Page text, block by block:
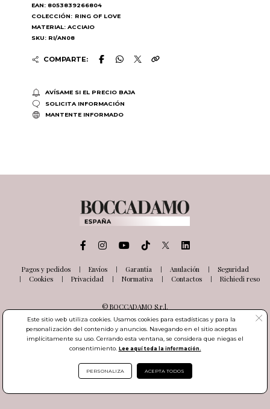
EAN: 8053839266804
COLECCIÓN: RING OF LOVE
MATERIAL: ACCIAIO
SKU: RI/AN08
COMPARTE:
AVÍSAME SI EL PRECIO BAJA
SOLICITA INFORMACIÓN
MANTENTE INFORMADO
Pagos y pedidos Envíos Garantía Anulación
Seguridad
Cookies
Privacidad Normativa Contactos Richiedi reso
© BOCCADAMO S.r.l.
Via delle Industrie, 26
03100 Frosinone (FR) Italia
Número de IVA IT01985000601
Este sitio web utiliza cookies. Usamos cookies para estadísticas y para la
personalización del contenido y anuncios. Navegando en el sitio aceptas
implícitamente su uso. Cerrando esta ventana, se considera que niegas el
consentimiento. Lee aquí toda la información.
PERSONALIZA ACEPTA TODOS